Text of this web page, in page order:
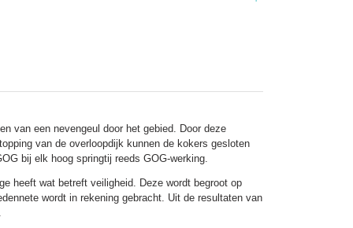
van een nevengeul door het gebied. Door deze
van de overloopdijk kunnen de kokers gesloten
bij elk hoog springtij reeds GOG-werking.
heeft wat betreft veiligheid. Deze wordt begroot op
wordt in rekening gebracht. Uit de resultaten van